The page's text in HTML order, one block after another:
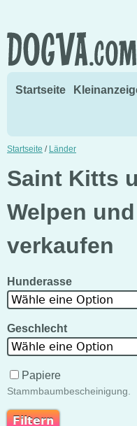
Direkt
Startseite
Startseite / Länder
Saint Kitts
Welpen
verkaufen
Hunderasse
Wähle eine Option
Geschlecht
Wähle eine Option
Papiere
Stammbaumbescheinigung.